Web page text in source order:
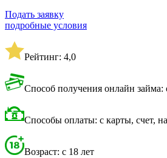
Подать заявку
подробные условия
Рейтинг: 4,0
Способ получения онлайн займа:
Способы оплаты: с карты, счет,
Возраст: с 18 лет